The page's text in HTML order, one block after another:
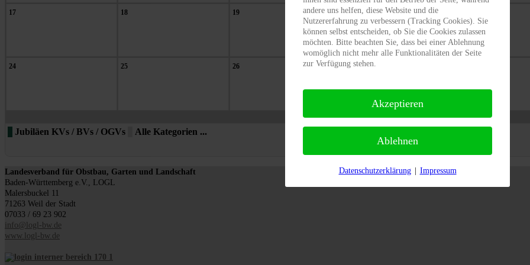
17 18 19 20
24 25 26 27
Jubiläen KVs / BVs / OGVs Alle Kategorien ...
Landesverband für Obstbau, Garten und Landschaft
Baden-Württemberg e.V., LOGL
Malersbuckel 11
71263 Weil der Stadt
07033 / 69 23 902
info@logl-bw.de
www.logl-bw.de
andere uns helfen, diese Website und die
Nutzererfahrung zu verbessern (Tracking Cookies). Sie
können selbst entscheiden, ob Sie die Cookies zulassen
möchten. Bitte beachten Sie, dass bei einer Ablehnung
womöglich nicht mehr alle Funktionalitäten der Seite
zur Verfügung stehen.
Akzeptieren
Ablehnen
Datenschutzerklärung | Impressum